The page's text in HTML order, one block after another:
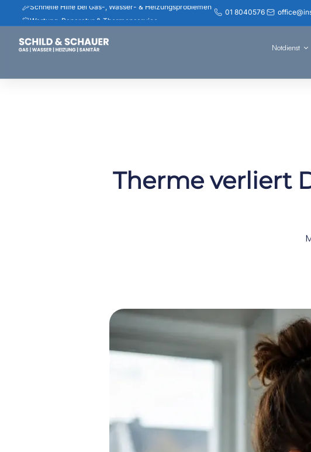
Wartung, Reparatur & Thermenservice
Rasche Hilfe bei Rohrbruch & Abflussverstopfung
Installateur Wien & Niederösterreich – schnell vor Ort
Jetzt Termin vereinbaren – 01 8040576
01 8040576
Notdienst
Therme verliert